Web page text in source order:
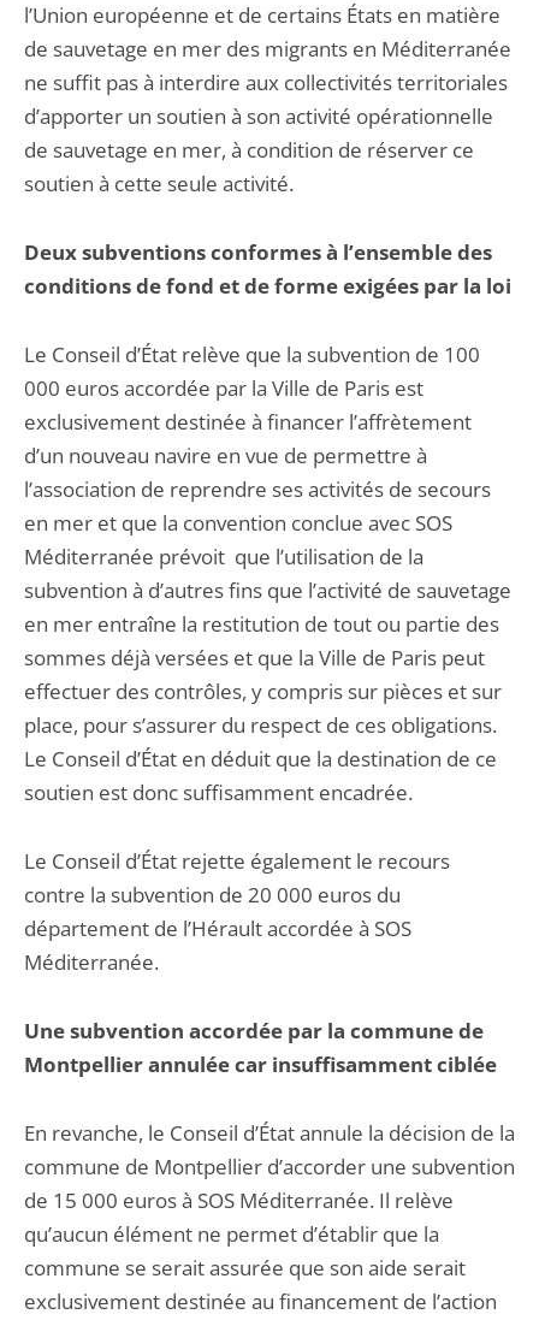
l’Union européenne et de certains États en matière
de sauvetage en mer des migrants en Méditerranée
ne suffit pas à interdire aux collectivités territoriales
d’apporter un soutien à son activité opérationnelle
de sauvetage en mer, à condition de réserver ce
soutien à cette seule activité.
Deux subventions conformes à l’ensemble des
conditions de fond et de forme exigées par la loi
Le Conseil d’État relève que la subvention de 100
000 euros accordée par la Ville de Paris est
exclusivement destinée à financer l’affrètement
d’un nouveau navire en vue de permettre à
l’association de reprendre ses activités de secours
en mer et que la convention conclue avec SOS
Méditerranée prévoit que l’utilisation de la
subvention à d’autres fins que l’activité de sauvetage
en mer entraîne la restitution de tout ou partie des
sommes déjà versées et que la Ville de Paris peut
effectuer des contrôles, y compris sur pièces et sur
place, pour s’assurer du respect de ces obligations.
Le Conseil d’État en déduit que la destination de ce
soutien est donc suffisamment encadrée.
Le Conseil d’État rejette également le recours
contre la subvention de 20 000 euros du
département de l’Hérault accordée à SOS
Méditerranée.
Une subvention accordée par la commune de
Montpellier annulée car insuffisamment ciblée
En revanche, le Conseil d’État annule la décision de la
commune de Montpellier d’accorder une subvention
de 15 000 euros à SOS Méditerranée. Il relève
qu’aucun élément ne permet d’établir que la
commune se serait assurée que son aide serait
exclusivement destinée au financement de l’action